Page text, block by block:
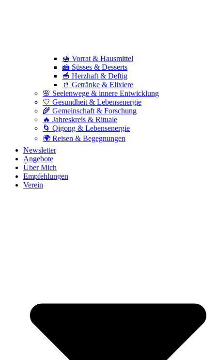
🍯 Vorrat & Hausmittel
🍰 Süsses & Desserts
🥣 Herzhaft & Deftig
🥤 Getränke & Elixiere
🌸 Seelenwege & innere Entwicklung
💛 Gesundheit & Lebensenergie
🌾 Gemeinschaft & Forschung
🔥 Jahreskreis & Rituale
🌀 Qigong & Lebensenergie
🌍 Reisen & Begegnungen
Newsletter
Angebote
Über Mich
Empfehlungen
Verein